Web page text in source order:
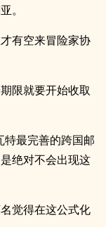
。
有空来冒险家协
限就要开始收取
特最完善的跨国邮
绝对不会出现这
觉得在这公式化